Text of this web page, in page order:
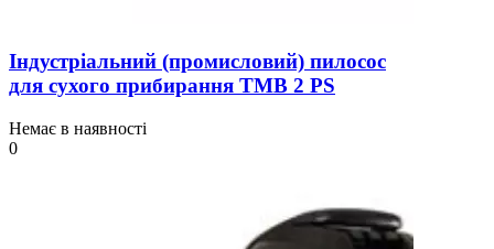
Індустріальний (промисловий) пилосос
для сухого прибирання TMB 2 PS
Немає в наявності
0